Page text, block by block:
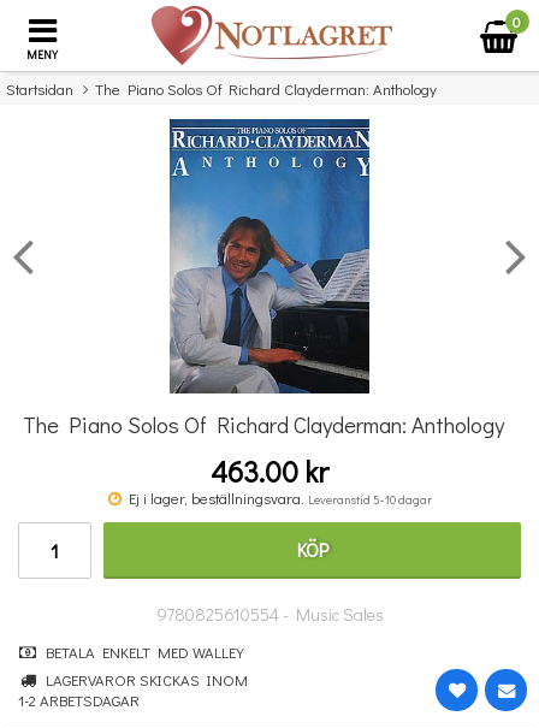
MENY
0
Startsidan The Piano Solos Of Richard Clayderman: Anthology
Missa inte detta...
Great Piano Solos - The Platinum Book
The Piano Solos Of Richard Clayderman: Anthology
463.00 kr
Ej i lager, beställningsvara. Leveranstid 5-10 dagar
KÖP
9780825610554 - Music Sales
BETALA ENKELT MED WALLEY
LAGERVAROR SKICKAS INOM
1-2 ARBETSDAGAR